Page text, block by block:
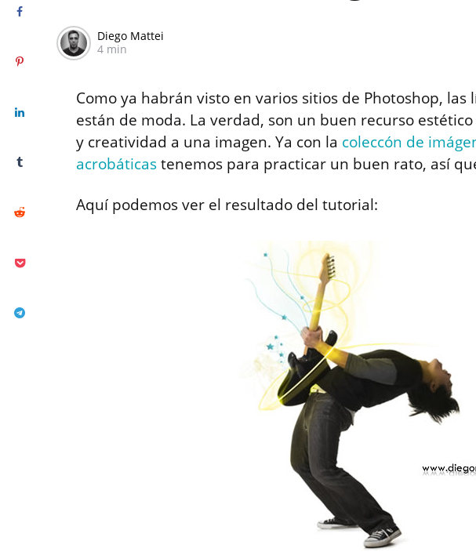
Diego Mattei
4 min
Como ya habrán visto en varios sitios de Photoshop, las
están de moda. La verdad, son un buen recurso
y creatividad a una imagen. Ya con la coleccón de
acrobáticastenemos para practicar un buen rato, así
Aquí podemos ver el resultado del tutorial: